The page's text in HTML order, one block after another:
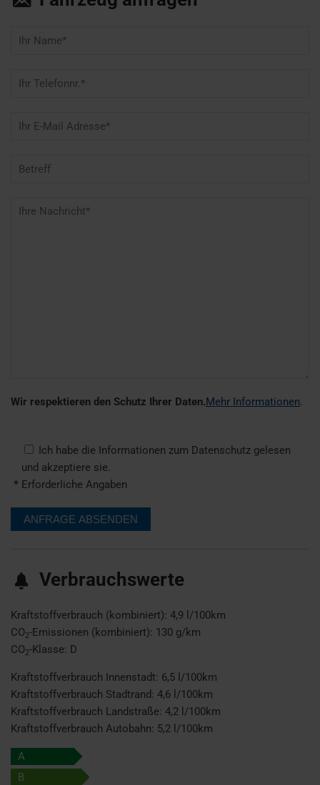
Wir respektieren den Schutz Ihrer Daten.Mehr Informationen.
Ich habe die Informationen zum Datenschutz gelesen
und akzeptiere sie.
* Erforderliche Angaben
Verbrauchswerte
Kraftstoffverbrauch (kombiniert): 4,9 l/100km
CO2-Emissionen (kombiniert): 130 g/km
CO2-Klasse: D
Kraftstoffverbrauch Innenstadt: 6,5 l/100km
Kraftstoffverbrauch Stadtrand: 4,6 l/100km
Kraftstoffverbrauch Landstraße: 4,2 l/100km
Kraftstoffverbrauch Autobahn: 5,2 l/100km
A
B